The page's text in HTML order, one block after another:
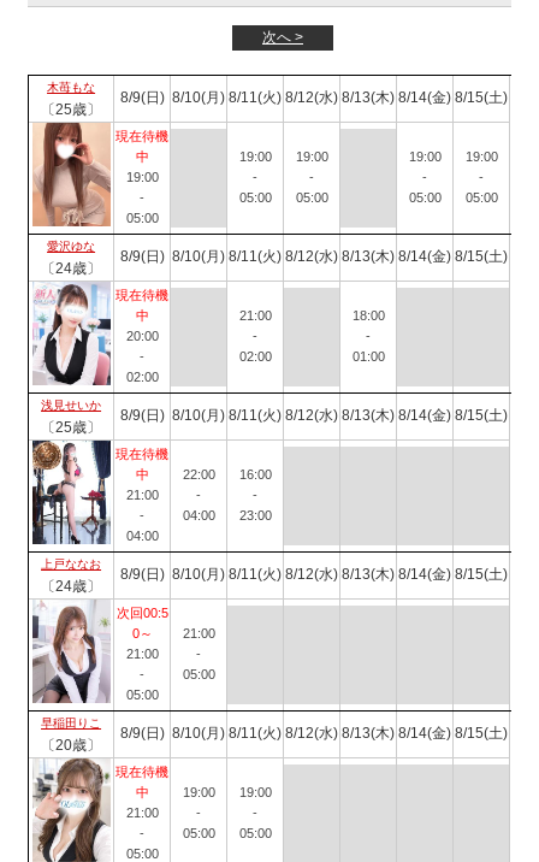
次へ >
木苺もな
〔25歳〕
8/9(日) 8/10(月) 8/11(火) 8/12(水) 8/13(木) 8/14(金) 8/15(土)
現在待機
中
19:00
-
05:00
19:00
-
05:00
19:00
-
05:00
19:00
-
05:00
19:00
-
05:00
愛沢ゆな
〔24歳〕
8/9(日) 8/10(月) 8/11(火) 8/12(水) 8/13(木) 8/14(金) 8/15(土)
現在待機
中
20:00
-
02:00
21:00
-
02:00
18:00
-
01:00
浅見せいか
〔25歳〕
8/9(日) 8/10(月) 8/11(火) 8/12(水) 8/13(木) 8/14(金) 8/15(土)
現在待機
中
21:00
-
04:00
22:00
-
04:00
16:00
-
23:00
上戸ななお
〔24歳〕
8/9(日) 8/10(月) 8/11(火) 8/12(水) 8/13(木) 8/14(金) 8/15(土)
次回00:5
0～
21:00
-
05:00
21:00
-
05:00
早稲田りこ
〔20歳〕
8/9(日) 8/10(月) 8/11(火) 8/12(水) 8/13(木) 8/14(金) 8/15(土)
現在待機
中
21:00
-
05:00
19:00
-
05:00
19:00
-
05:00